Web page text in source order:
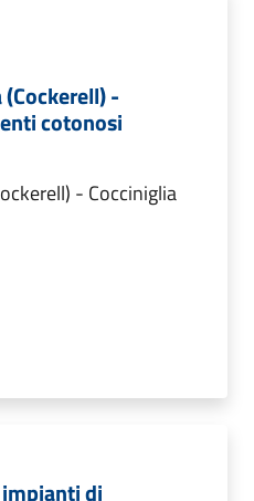
-
cotonosi
- Cocciniglia
di